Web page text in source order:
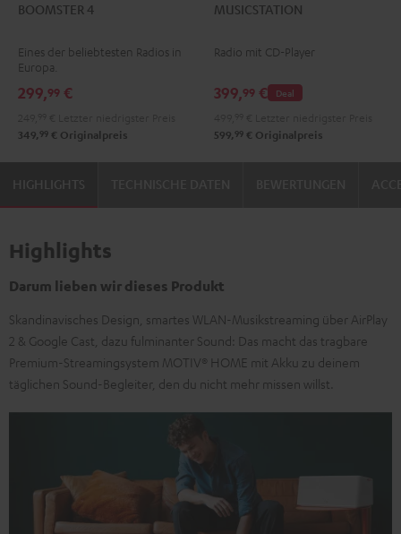
4
Green
4
Black
BOOMSTER 4
Eines der beliebtesten Radios in
Europa.
299,99 €
349, 99 € Originalpreis
Schwarz
Weiß
MUSICSTATION
Radio mit CD-Player
Deal
399,99 €
599, 99 € Originalpreis
HIGHLIGHTS
Highlights
Darum lieben wir dieses Produkt
Skandinavisches Design, smartes WLAN-Musikstreaming über AirPlay
2 & Google Cast, dazu fulminanter Sound: Das macht das tragbare
Premium-Streamingsystem MOTIV® HOME mit Akku zu deinem
täglichen Sound-Begleiter, den du nicht mehr missen willst.